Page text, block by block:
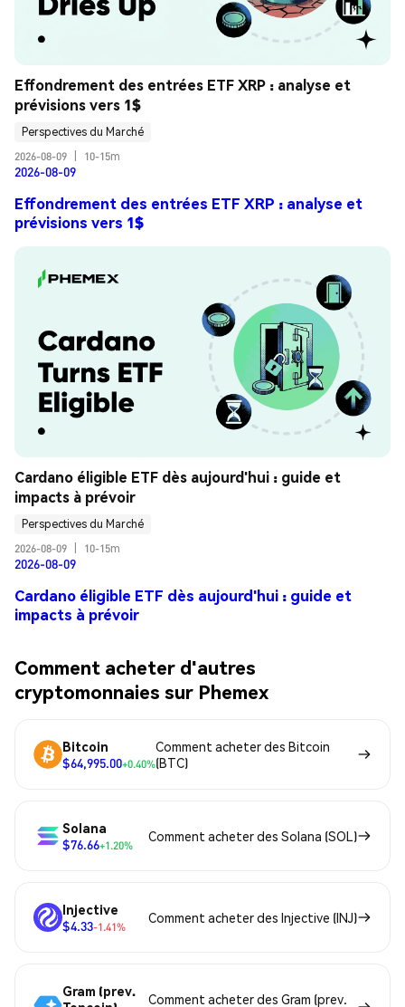
Effondrement des entrées ETF XRP : analyse et
prévisions vers 1$
Perspectives du Marché
2026-08-09
10-15m
2026-08-09
Effondrement des entrées ETF XRP : analyse et
prévisions vers 1$
Cardano éligible ETF dès aujourd'hui : guide et
impacts à prévoir
Perspectives du Marché
2026-08-09
10-15m
2026-08-09
Cardano éligible ETF dès aujourd'hui : guide et
impacts à prévoir
Comment acheter d'autres
cryptomonnaies sur Phemex
Bitcoin
$64,995.00+0.40%
Comment acheter des Bitcoin
(BTC)
Solana
$76.66+1.20%
Comment acheter des Solana (SOL)
Injective
$4.33-1.41%
Comment acheter des Injective (INJ)
Gram (prev.
Comment acheter des Gram (prev.